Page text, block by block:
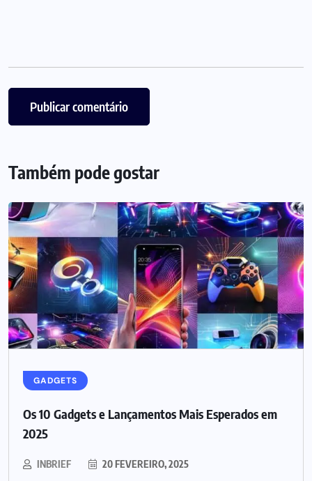
Também pode gostar
GADGETS
Os 10 Gadgets e Lançamentos Mais Esperados em
2025
INBRIEF 20 FEVEREIRO, 2025